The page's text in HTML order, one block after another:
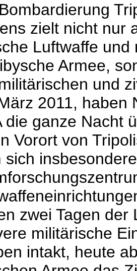
zielt nicht nur
Luftwaffe
Armee,
und
2011, haben
die ganze Nacht
Vorort von
sich
zwei Tagen
militärische
intakt, heute